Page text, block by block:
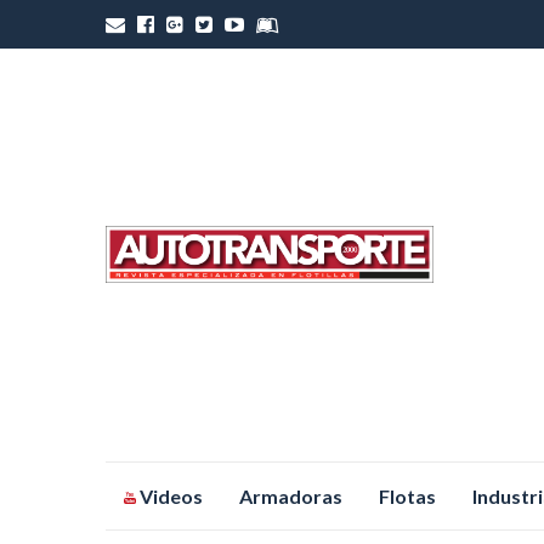
Videos Armadoras Flotas